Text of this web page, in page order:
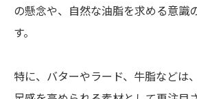
の懸念や、自然な油脂を求める意識
す。
特に、バターやラード、牛脂などは